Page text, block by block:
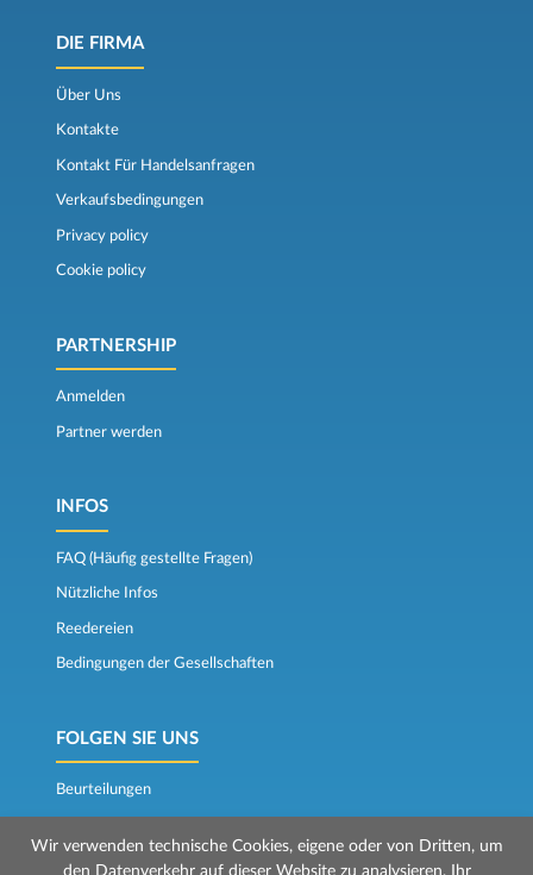
DIE FIRMA
Über Uns
Kontakte
Kontakt Für Handelsanfragen
Verkaufsbedingungen
Privacy policy
Cookie policy
PARTNERSHIP
Anmelden
Partner werden
INFOS
FAQ (Häufig gestellte Fragen)
Nützliche Infos
Reedereien
Bedingungen der Gesellschaften
FOLGEN SIE UNS
Beurteilungen
Wir verwenden technische Cookies, eigene oder von Dritten, um
den Datenverkehr auf dieser Website zu analysieren, Ihr